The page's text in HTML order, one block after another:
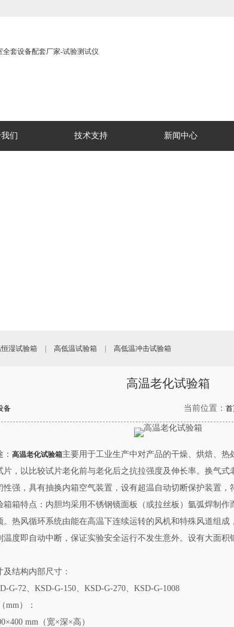
们 技术支持 新闻中心
湿试验箱 高低温试验箱 高低温冲击试验箱
高温老化试验箱
当前位置：
备
高温老化试验箱主要用于工业生产中对产品的干燥、烘焙、
片，以比较试片老化前与老化后之抗拉强度及伸长率。换气
性强，具有抽换内箱空气装置，设有超温自动切断保护装置，
箱箱特点：内胆均采用不锈钢镜面板（或拉丝板）氩弧焊制作
。热风循环系统由能在高温下连续运转的风机和特殊风道组
温度即自动中断，保证实验安全运行不发生意外。设有大面积
结构内部尺寸：
G-72、KSD-G-150、KSD-G-270、KSD-G-1008
mm）：
mm（宽×深×高）